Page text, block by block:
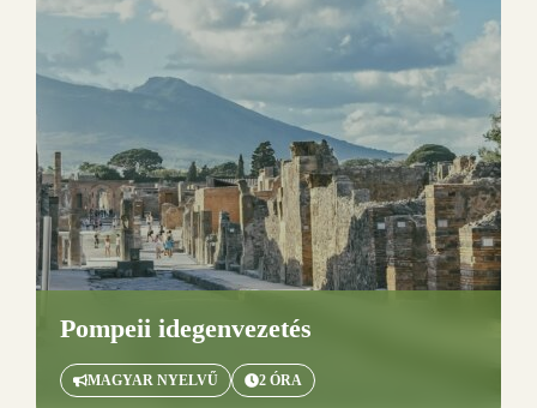
Pompeii idegenvezetés
MAGYAR NYELVŰ 2 ÓRA